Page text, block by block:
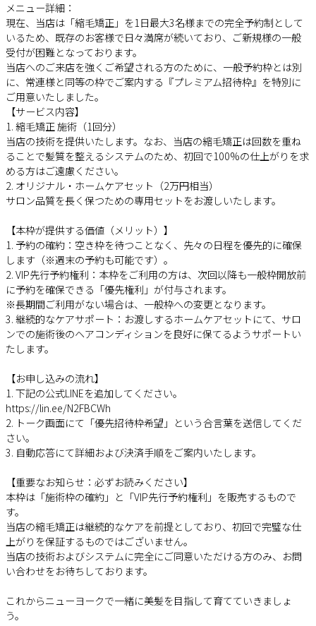
メニュー詳細：
現在、当店は「縮毛矯正」を1日最大3名様までの完全予約制として
いるため、既存のお客様で日々満席が続いており、ご新規様の一般
受付が困難となっております。
当店へのご来店を強くご希望される方のために、一般予約枠とは別
に、常連様と同等の枠でご案内する『プレミアム招待枠』を特別に
ご用意いたしました。
【サービス内容】
1. 縮毛矯正 施術（1回分）
当店の技術を提供いたします。なお、当店の縮毛矯正は回数を重ね
ることで髪質を整えるシステムのため、初回で100%の仕上がりを求
める方はご遠慮ください。
2. オリジナル・ホームケアセット（2万円相当）
サロン品質を長く保つための専用セットをお渡しいたします。
【本枠が提供する価値（メリット）】
1. 予約の確約：空き枠を待つことなく、先々の日程を優先的に確保
します（※週末の予約も可能です）。
2. VIP先行予約権利：本枠をご利用の方は、次回以降も一般枠開放前
に予約を確保できる「優先権利」が付与されます。
※長期間ご利用がない場合は、一般枠への変更となります。
3. 継続的なケアサポート：お渡しするホームケアセットにて、サロ
ンでの施術後のヘアコンディションを良好に保てるようサポートい
たします。
【お申し込みの流れ】
1. 下記の公式LINEを追加してください。
https://lin.ee/N2FBCWh
2. トーク画面にて「優先招待枠希望」という合言葉を送信してくだ
さい。
3. 自動応答にて詳細および決済手順をご案内いたします。
【重要なお知らせ：必ずお読みください】
本枠は「施術枠の確約」と「VIP先行予約権利」を販売するもので
す。
当店の縮毛矯正は継続的なケアを前提としており、初回で完璧な仕
上がりを保証するものではございません。
当店の技術およびシステムに完全にご同意いただける方のみ、お問
い合わせをお待ちしております。
これからニューヨークで一緒に美髪を目指して育てていきましょ
う。